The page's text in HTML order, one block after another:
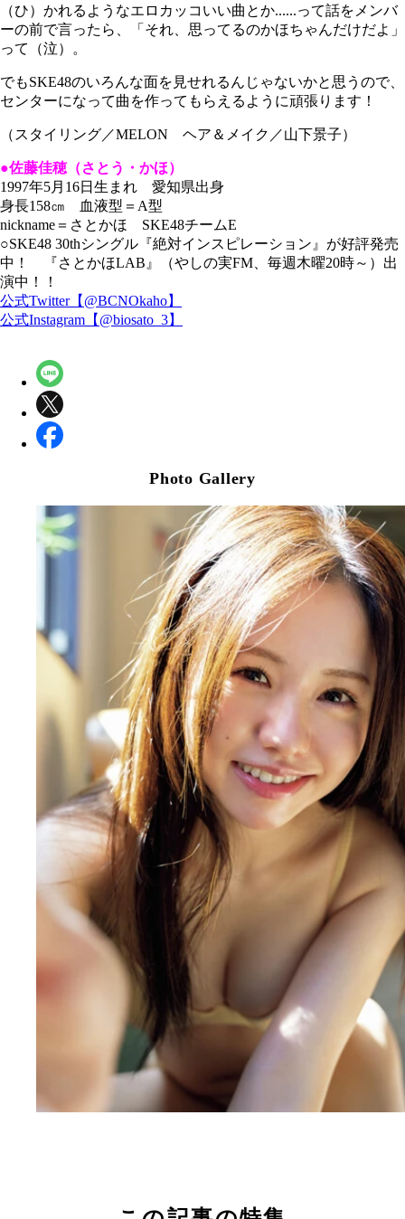
（ひ）かれるようなエロカッコいい曲とか......って話をメンバ
ーの前で言ったら、「それ、思ってるのかほちゃんだけだよ」
って（泣）。
でもSKE48のいろんな面を見せれるんじゃないかと思うので、
センターになって曲を作ってもらえるように頑張ります！
（スタイリング／MELON ヘア＆メイク／山下景子）
●佐藤佳穂（さとう・かほ）
1997年5月16日生まれ 愛知県出身
身長158㎝ 血液型＝A型
nickname＝さとかほ SKE48チームE
○SKE48 30thシングル『絶対インスピレーション』が好評発売
中！ 『さとかほLAB』（やしの実FM、毎週木曜20時～）出
演中！！
公式Twitter【@BCNOkaho】
公式Instagram【@biosato_3】
Photo Gallery